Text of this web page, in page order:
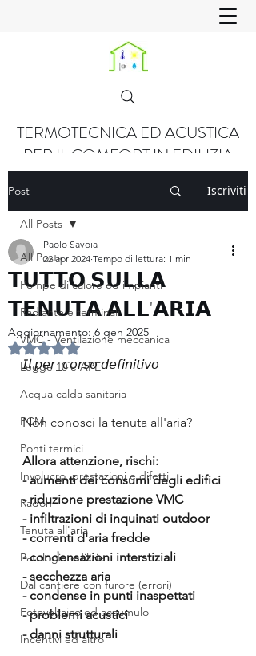
TERMOTECNICA ED ACUSTICA
PER IL COMFORT IN EDILIZIA
Post Iscriviti
All Posts
Pompe di calore ed impianti
Radiante e terminali
VMC - Ventilazione meccanica
Legge 10 e APE
Acqua calda sanitaria
PCM
Ponti termici
Involucro, prestazioni e difetti
Radon
Tenuta all'aria
Patologie edilizie
Dal cantiere con furore (errori)
Fotovoltaico ed accumulo
Incentivi ed altro
All Posts
𝗧𝗨𝗧𝗧𝗢 𝗦𝗨𝗟𝗟𝗔
𝗧𝗘𝗡𝗨𝗧𝗔 𝗔𝗟𝗟'𝗔𝗥𝗜𝗔
Paolo Savoia
22 apr 2024 Tempo di lettura: 1 min
Aggiornamento:6 gen 2025
Valutazione NaN stelle su 5.
𝘐𝘭 𝘱𝘦𝘳_𝘤𝘰𝘳𝘴𝘰 𝘥𝘦𝘧𝘪𝘯𝘪𝘵𝘪𝘷𝘰
Non conosci la tenuta all'aria?
Allora attenzione, rischi:
- aumenti dei consumi degli edifici
- riduzione prestazione VMC
- infiltrazioni di inquinati outdoor
- correnti d'aria fredde
- condensazioni interstiziali
- secchezza aria
- condense in punti inaspettati
- problemi acustici
- danni strutturali